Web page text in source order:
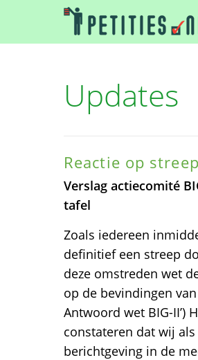
Updates
Reactie op
Verslag actiecomité
tafel
Zoals iedereen
definitief een streep
deze omstreden wet
op de bevindingen
Antwoord wet BIG-II’)
constateren dat wij
berichtgeving in de